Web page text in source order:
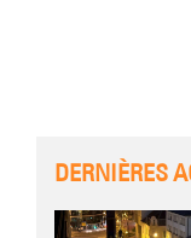
DERNIÈRES